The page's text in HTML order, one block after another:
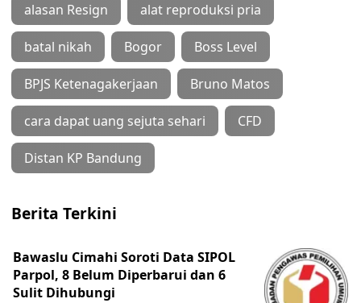
alasan Resign alat reproduksi pria
batal nikah Bogor Boss Level
BPJS Ketenagakerjaan Bruno Matos
cara dapat uang sejuta sehari CFD
Distan KP Bandung
Berita Terkini
Bawaslu Cimahi Soroti Data SIPOL
Parpol, 8 Belum Diperbarui dan 6
Sulit Dihubungi